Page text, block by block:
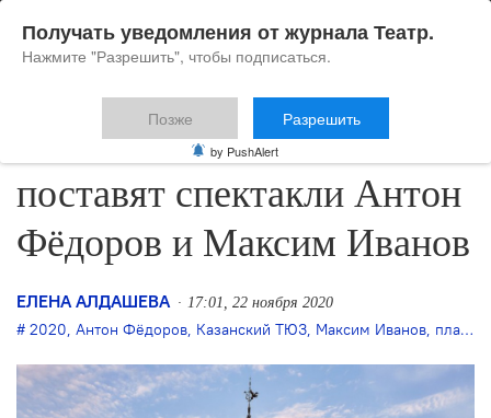
В Казанском ТЮЗе
поставят спектакли Антон
Фёдоров и Максим Иванов
ЕЛЕНА АЛДАШЕВА 17:01, 22 ноября 2020
2020, Антон Фёдоров, Казанский ТЮЗ, Максим Иванов, планы на сезон
Получать уведомления от журнала Театр.
Нажмите "Разрешить", чтобы подписаться.
Позже Разрешить
by PushAlert